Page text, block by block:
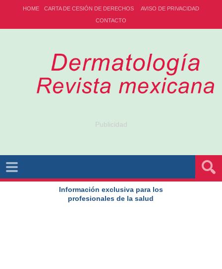
HOME CARTA DE CESIÓN DE DERECHOS
AVISO DE PRIVACIDAD
CONTACTO
Publicidad
Información exclusiva para los
profesionales de la salud